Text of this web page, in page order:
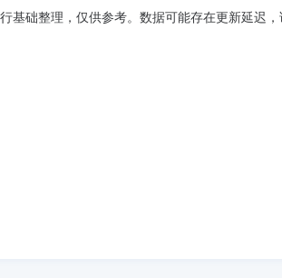
基础整理，仅供参考。数据可能存在更新延迟